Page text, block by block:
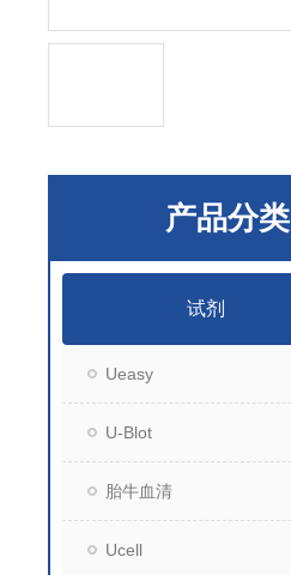
产品分类
试剂
Ueasy
U-Blot
胎牛血清
Ucell